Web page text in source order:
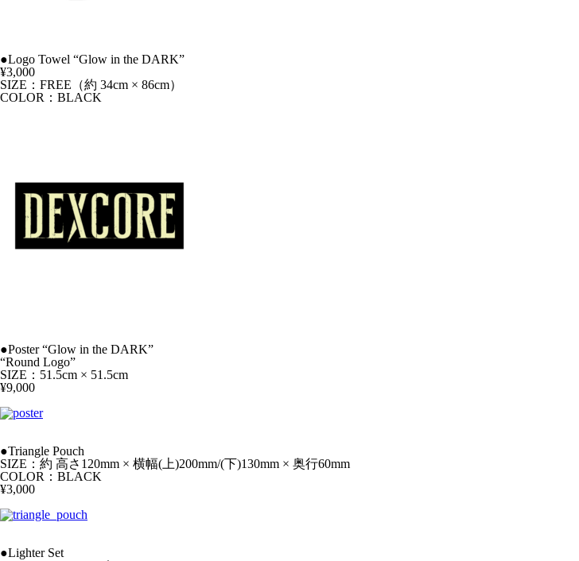
●Logo Towel “Glow in the DARK”
¥3,000
SIZE：FREE（約 34cm × 86cm）
COLOR：BLACK
●Poster “Glow in the DARK”
“Round Logo”
SIZE：51.5cm × 51.5cm
¥9,000
●Triangle Pouch
SIZE：約 高さ120mm × 横幅(上)200mm/(下)130mm × 奥行60mm
COLOR：BLACK
¥3,000
●Lighter Set